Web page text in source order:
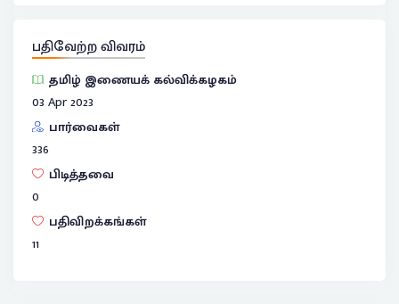
பதிவேற்ற விவரம்
தமிழ் இணையக் கல்விக்கழகம்
03 Apr 2023
பார்வைகள்
336
பிடித்தவை
0
பதிவிறக்கங்கள்
11